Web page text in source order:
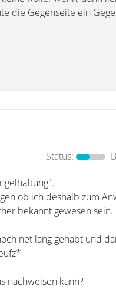
die Gegenseite ein
Status:
ob ich deshalb zum
bekannt gewesen sein.
net lang gehabt und
nachweisen kann?